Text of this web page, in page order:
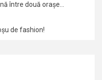
între două orașe…
de fashion!